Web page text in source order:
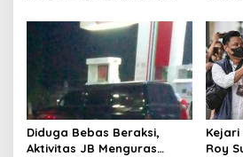
hingga Usut Dugaan Beking
Diduga Bebas Beraksi,
Aktivitas JB Menguras
Kejari
Roy